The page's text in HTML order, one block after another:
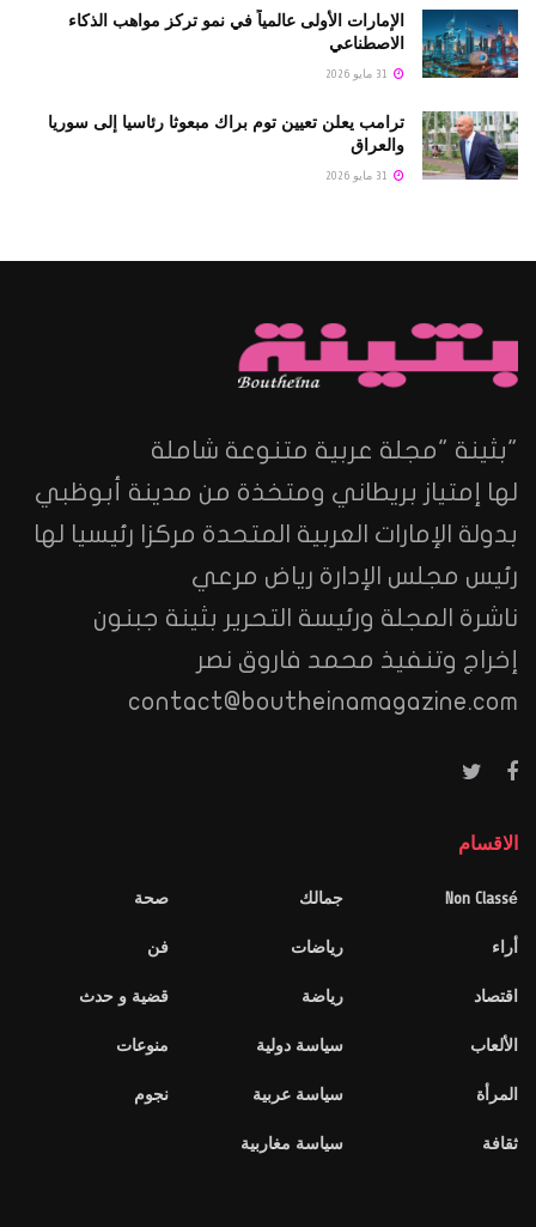
الإمارات الأولى عالمياً في نمو تركز مواهب الذكاء
الاصطناعي
ترامب يعلن تعيين توم براك مبعوثا رئاسيا إلى سوريا
والعراق
"بثينة "مجلة عربية متنوعة شاملة
لها إمتياز بريطاني ومتخذة من مدينة أبوظبي
بدولة الإمارات العربية المتحدة مركزا رئيسيا لها
رئيس مجلس الإدارة رياض مرعي
ناشرة المجلة ورئيسة التحرير بثينة جبنون
إخراج وتنفيذ محمد فاروق نصر
contact@boutheinamagazine.com
الاقسام
Non Classé
أراء
اقتصاد
الألعاب
المرأة
ثقافة
جمالك
رياضات
رياضة
سياسة دولية
سياسة عربية
سياسة مغاربية
صحة
فن
قضية و حدث
منوعات
نجوم